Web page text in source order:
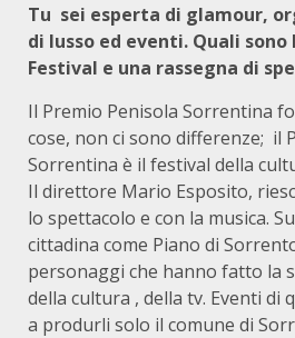
Tu sei esperta di glamour,
di lusso ed eventi. Quali
Festival e una rassegna di
Il Premio Penisola Sorrentina
cose, non ci sono differenze; il
Sorrentina è il festival della
Il direttore Mario Esposito,
lo spettacolo e con la musica.
cittadina come Piano di
personaggi che hanno fatto la
della cultura , della tv. Eventi di
a produrli solo il comune di